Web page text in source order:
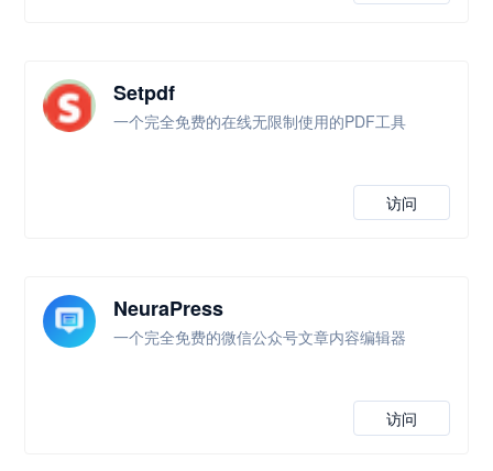
Setpdf
一个完全免费的在线无限制使用的PDF工具
访问
NeuraPress
一个完全免费的微信公众号文章内容编辑器
访问